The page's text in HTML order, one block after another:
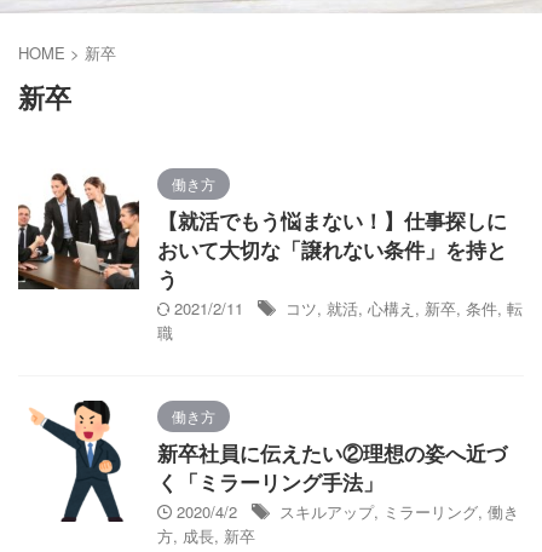
HOME > 新卒
新卒
働き方
【就活でもう悩まない！】仕事探しに
おいて大切な「譲れない条件」を持と
う
2021/2/11 コツ, 就活, 心構え , 新卒, 条件, 転
職
働き方
新卒社員に伝えたい②理想の姿へ近づ
く「ミラーリング手法」
2020/4/2 スキルアップ, ミラーリング, 働き
方, 成長, 新卒